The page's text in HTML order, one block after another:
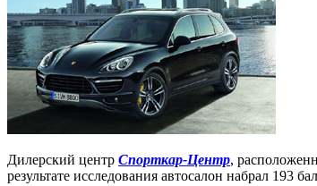
Дилерский центр Спорткар-Центр,
результате исследования автосалон набрал 193